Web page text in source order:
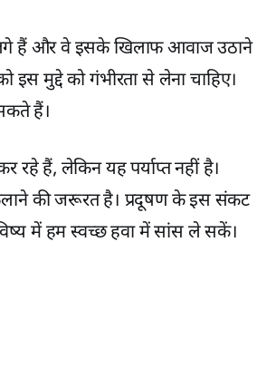
हैं और वे इसके खिलाफ आवाज उठाने
मुद्दे को गंभीरता से लेना चाहिए।
हैं।
हैं, लेकिन यह पर्याप्त नहीं है।
की जरूरत है। प्रदूषण के इस संकट
में हम स्वच्छ हवा में सांस ले सकें।